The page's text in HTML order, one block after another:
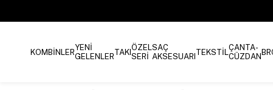
KOMBİNLERYENİ
GELENLERTAKIÖZEL
SERİ
SAÇ
AKSESUARI TEKSTİLÇANTA-
CÜZDAN